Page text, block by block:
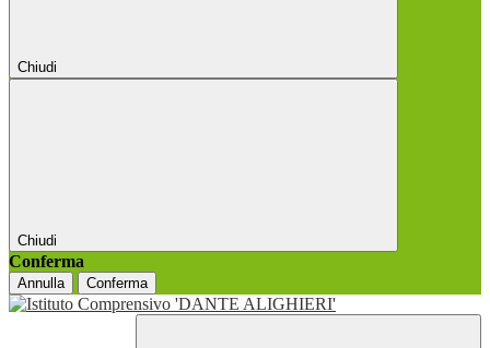
Chiudi
Chiudi
Conferma
Annulla Conferma